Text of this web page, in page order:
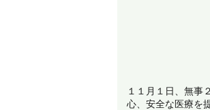
１１月１日、無事
心、安全な医療を